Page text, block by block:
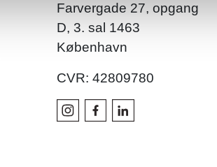
Farvergade 27, opgang
D, 3. sal 1463
København
CVR: 42809780